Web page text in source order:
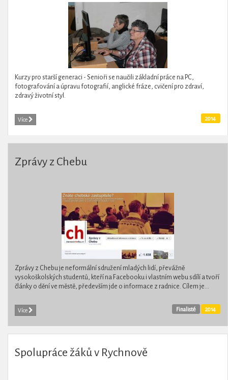
Kurzy pro starší generaci - Senioři se naučili základní práce na PC,
fotografování a úpravu fotografií, anglické fráze, cvičení pro zdraví,
zdravý životní styl.
Více 2014
Zprávy z Chebu
Zprávy z Chebu je neformální sdružení mladých lidí, převážně
vysokoškolských studentů, kteří na Facebooku i vlastním webu sdílí a tvoří
články o dění ve městě, především jde o informace z radnice. Cílem je...
Více 2014
Finalisté
Spolupráce žáků v Rychnově